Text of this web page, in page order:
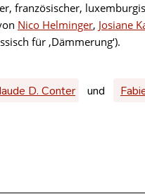
französischer,
Nico Helminger, Josiane
für ‚Dämmerung‘).
D. Conter und